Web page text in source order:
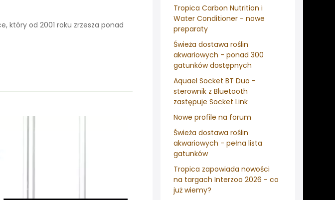
Tropica Carbon Nutrition i
Water Conditioner - nowe
preparaty
Świeża dostawa roślin
akwariowych - ponad 300
gatunków dostępnych
Aquael Socket BT Duo -
sterownik z Bluetooth
zastępuje Socket Link
Nowe profile na forum
Świeża dostawa roślin
akwariowych - pełna lista
gatunków
Tropica zapowiada nowości
na targach Interzoo 2026 - co
już wiemy?
który od 2001 roku zrzesza ponad